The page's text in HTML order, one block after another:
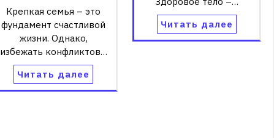
Крепкая семья – это
фундамент счастливой
жизни. Однако,
избежать конфликтов…
Читать далее
Читать далее